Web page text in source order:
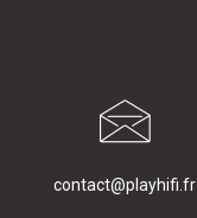
contact@playhifi.fr